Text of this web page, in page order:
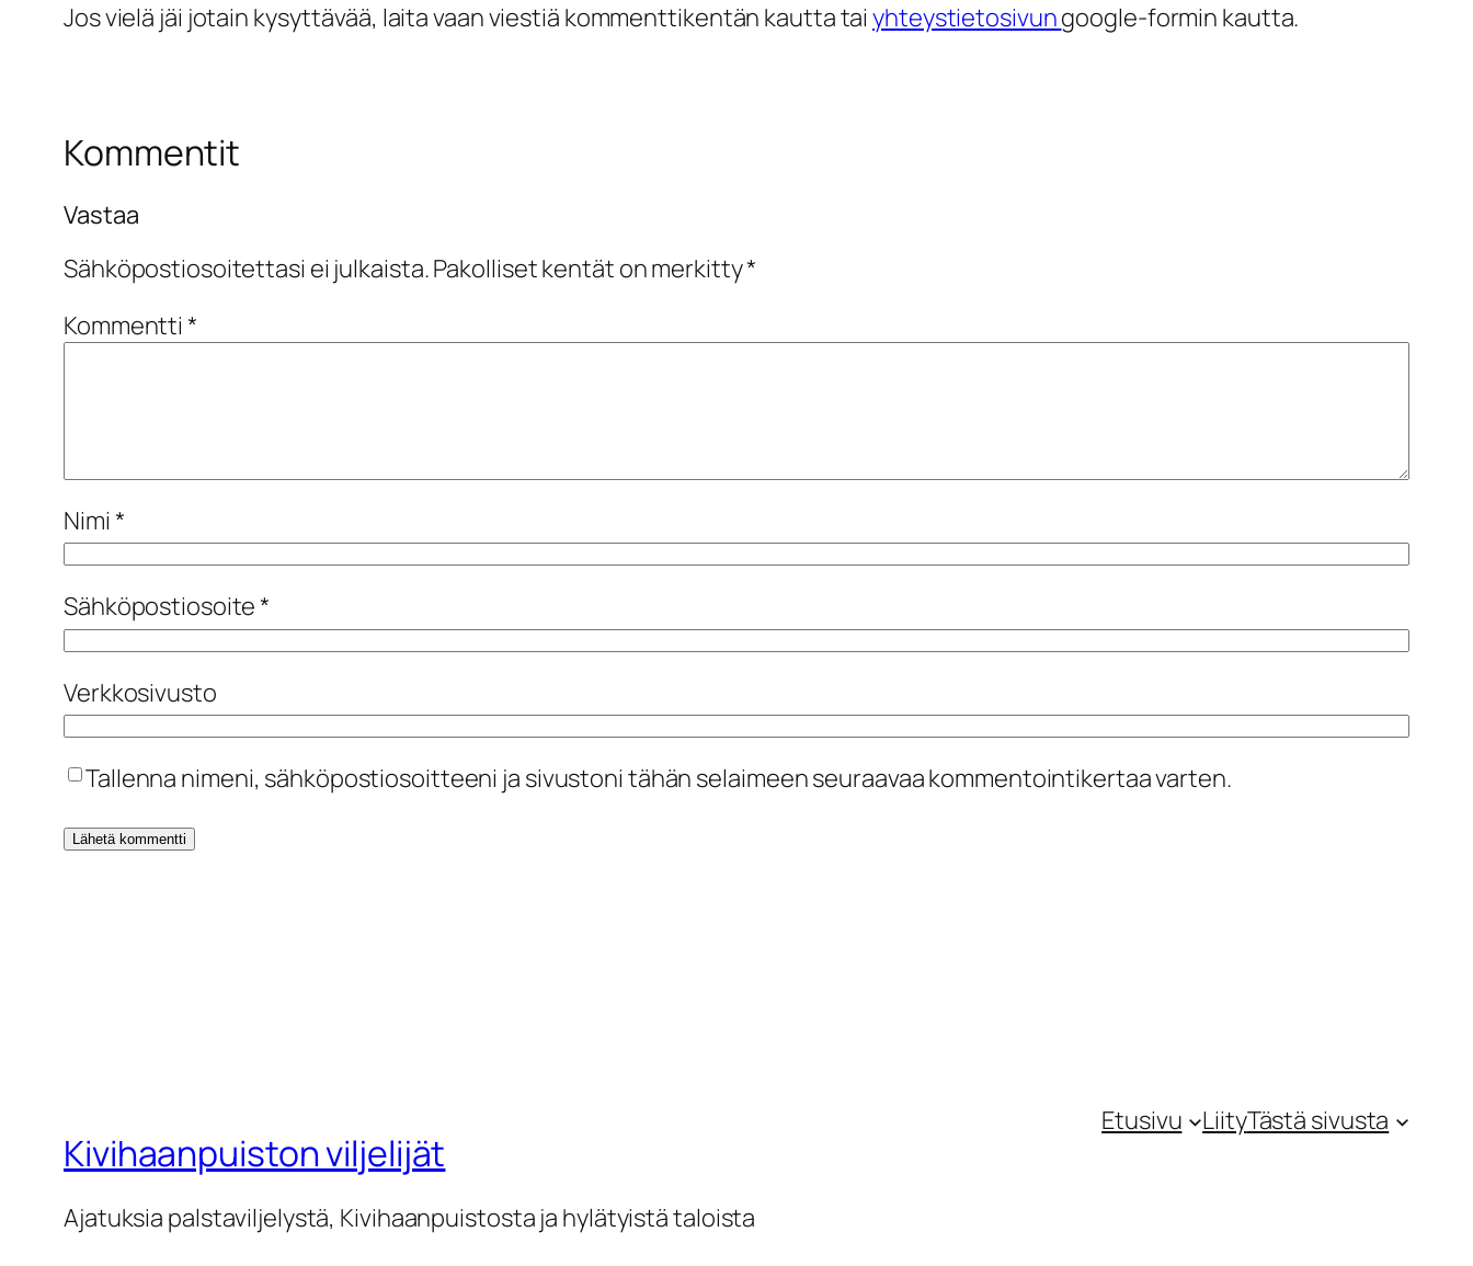
Jos vielä jäi jotain kysyttävää, laita vaan viestiä kommenttikentän kautta taiyhteystietosivungoogle-formin kautta.
Kommentit
Vastaa
Sähköpostiosoitettasi ei julkaista.Pakolliset kentät on merkitty*
Kommentti*
Nimi *
Sähköpostiosoite*
Verkkosivusto
Tallenna nimeni, sähköpostiosoitteeni ja sivustoni tähän selaimeen seuraavaa kommentointikertaa varten.
Kivihaanpuiston viljelijät
Ajatuksia palstaviljelystä, Kivihaanpuistosta ja hylätyistä taloista
Etusivu LiityTästä sivusta